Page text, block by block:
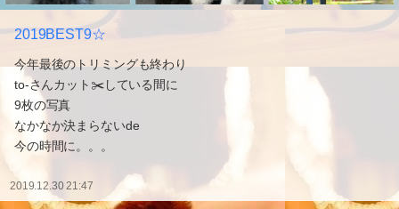
2019BEST9☆
今年最後のトリミングも終わり
to-さんカット✂️している間に
9枚の写真
なかなか決まらないde
今の時間に。。。
2019.12.30 21:47